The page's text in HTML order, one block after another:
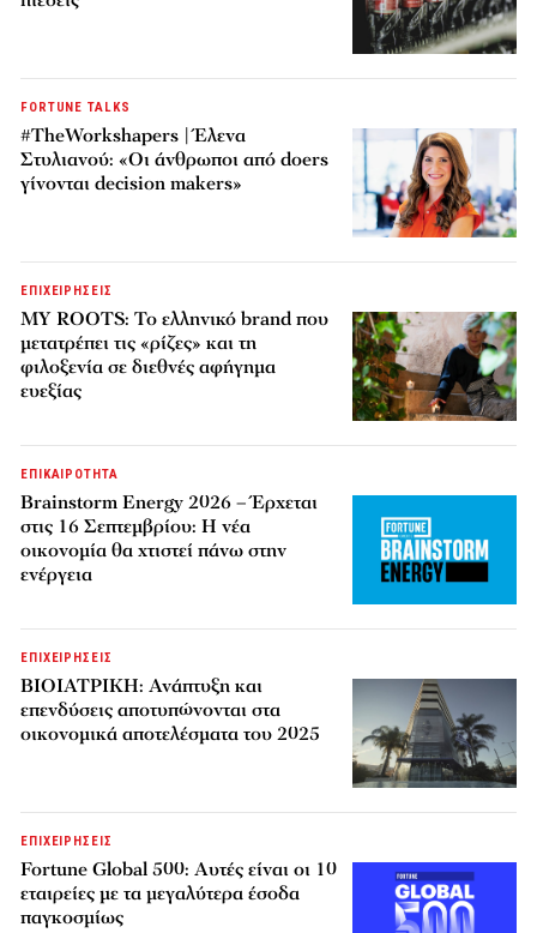
FORTUNE TALKS
#TheWorkshapers | Έλενα
Στυλιανού: «Οι άνθρωποι από doers
γίνονται decision makers»
ΕΠΙΧΕΙΡΗΣΕΙΣ
MY ROOTS: Το ελληνικό brand που
μετατρέπει τις «ρίζες» και τη
φιλοξενία σε διεθνές αφήγημα
ευεξίας
ΕΠΙΚΑΙΡΟΤΗΤΑ
Brainstorm Energy 2026 – Έρχεται
στις 16 Σεπτεμβρίου: Η νέα
οικονομία θα χτιστεί πάνω στην
ενέργεια
ΕΠΙΧΕΙΡΗΣΕΙΣ
ΒΙΟΙΑΤΡΙΚΗ: Ανάπτυξη και
επενδύσεις αποτυπώνονται στα
οικονομικά αποτελέσματα του 2025
ΕΠΙΧΕΙΡΗΣΕΙΣ
Fortune Global 500: Αυτές είναι οι 10
εταιρείες με τα μεγαλύτερα έσοδα
παγκοσμίως